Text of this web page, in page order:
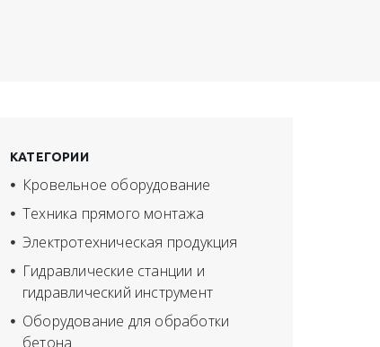
КАТЕГОРИИ
Кровельное оборудование
Техника прямого монтажа
Электротехническая продукция
Гидравлические станции и
гидравлический инструмент
Оборудование для обработки
бетона